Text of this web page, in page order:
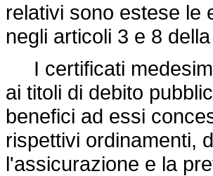
relativi sono estese le
negli articoli 3 e 8 della
I certificati
ai titoli di debito
benefici ad essi
rispettivi ordinamenti,
l'assicurazione e la